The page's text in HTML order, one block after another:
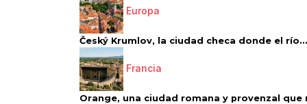
Europa
Český Krumlov, la ciudad checa donde el río...
Francia
Orange, una ciudad romana y provenzal que